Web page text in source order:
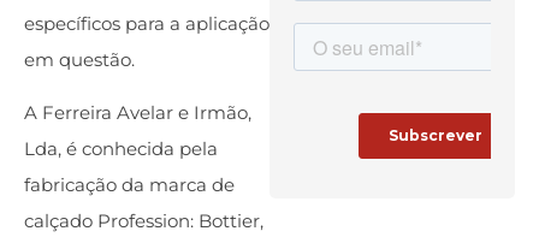
específicos para a aplicação
em questão.
A Ferreira Avelar e Irmão,
Lda, é conhecida pela
fabricação da marca de
calçado Profession: Bottier,